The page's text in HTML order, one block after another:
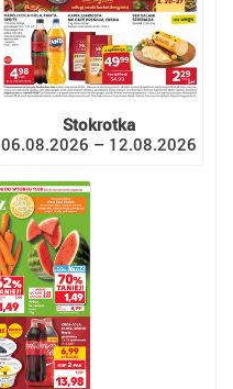
Stokrotka
06.08.2026 – 12.08.2026